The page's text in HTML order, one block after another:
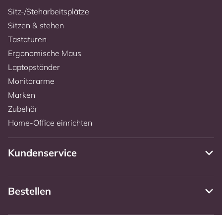
Sitz-/Steharbeitsplätze
Sitzen & stehen
Tastaturen
Ergonomische Maus
Laptopständer
Monitorarme
Marken
Zubehör
Home-Office einrichten
Kundenservice
Bestellen